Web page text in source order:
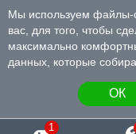
Мы используем файлы-
вас, для того, чтобы
максимально
данных, которые
ОК
1